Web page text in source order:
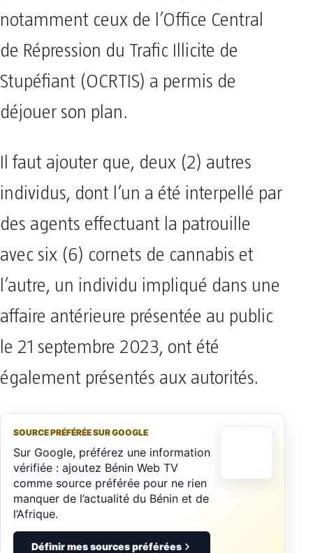
notamment ceux de l’Office Central
de Répression du Trafic Illicite de
Stupéfiant (OCRTIS) a permis de
déjouer son plan.
Il faut ajouter que, deux (2) autres
individus, dont l’un a été interpellé par
des agents effectuant la patrouille
avec six (6) cornets de cannabis et
l’autre, un individu impliqué dans une
affaire antérieure présentée au public
le 21 septembre 2023, ont été
également présentés aux autorités.
SOURCE PRÉFÉRÉE SUR GOOGLE
Sur Google, préférez une information
vérifiée : ajoutez Bénin Web TV
comme source préférée pour ne rien
manquer de l’actualité du Bénin et de
l’Afrique.
Définir mes sources préférées